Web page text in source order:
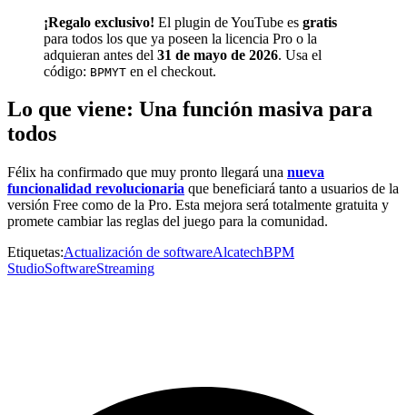
¡Regalo exclusivo! El plugin de YouTube es gratis
para todos los que ya poseen la licencia Pro o la
adquieran antes del 31 de mayo de 2026. Usa el
código: BPMYT en el checkout.
Lo que viene: Una función masiva para
todos
Félix ha confirmado que muy pronto llegará una nueva
funcionalidad revolucionaria que beneficiará tanto a usuarios de la
versión Free como de la Pro. Esta mejora será totalmente gratuita y
promete cambiar las reglas del juego para la comunidad.
Etiquetas:Actualización de softwareAlcatechBPM
StudioSoftwareStreaming